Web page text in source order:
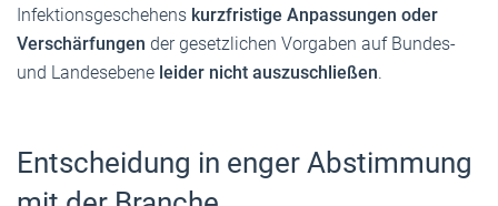
Infektionsgeschehens kurzfristige Anpassungen oder
Verschärfungen der gesetzlichen Vorgaben auf Bundes-
und Landesebene leider nicht auszuschließen.
Entscheidung in enger Abstimmung